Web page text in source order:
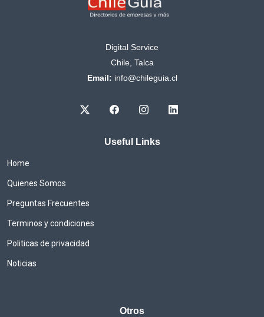
Digital Service
Chile, Talca
Email: info@chileguia.cl
Useful Links
Home
Quienes Somos
Preguntas Frecuentes
Terminos y condiciones
Politicas de privacidad
Noticias
Otros